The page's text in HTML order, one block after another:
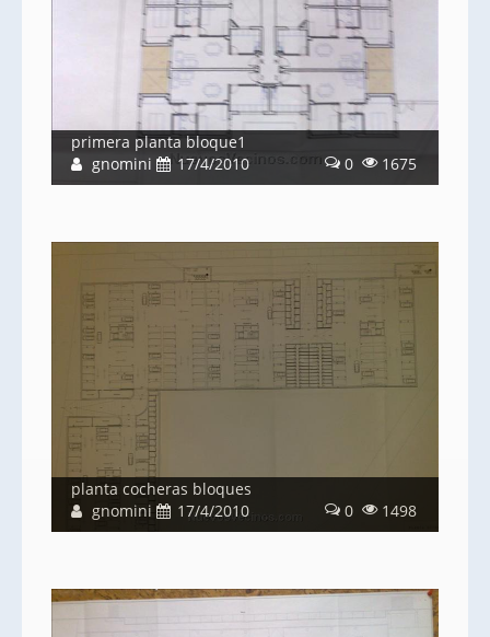
primera planta bloque1
gnomini
17/4/2010 0 1675
planta cocheras bloques
gnomini
17/4/2010 0 1498